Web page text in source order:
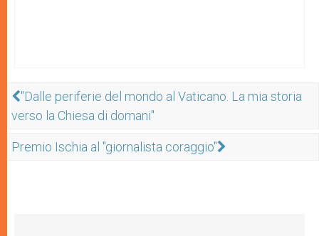
"Dalle periferie del mondo al Vaticano. La mia storia
verso la Chiesa di domani"
Premio Ischia al "giornalista coraggio"